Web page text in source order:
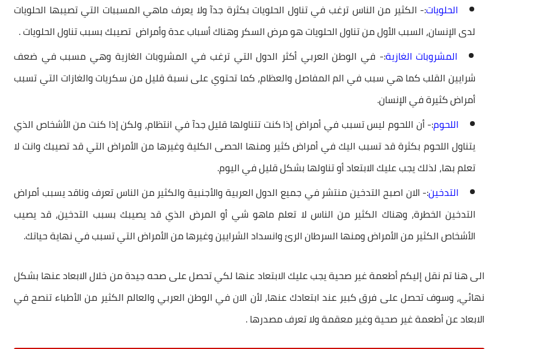
الحلويات:- الكثير من الناس ترغب في تناول الحلويات بكثرة جدآ ولا يعرف ماهي المسببات التي تصيبها الحلويات
لدى الإنسان، السبب الأول من تناول الحلويات هو مرض السكر وهناك أسباب عدة وأمراض تصيبك بسبب تناول الحلويات .
المشروبات الغازية:- في الوطن العربي أكثر الدول التي ترغب في المشروبات الغازية وهي مسبب في ضعف
شرايين القلب كما هي سبب في الم المفاصل والعظام، كما تحتوي على نسبة قليل من سكريات والغازات التي تسبب
أمراض كثيرة في الإنسان.
اللحوم:- أن اللحوم ليس تسبب في أمراض إذا كنت تتناولها قليل جدآ في انتظام، ولكن إذا كنت من الأشخاص الذي
يتناول اللحوم بكثرة قد تسبب اليك في أمراض كثير ومنها الحصى الكلية وغيرها من الأمراض التي قد تصيبك وانت لا
تعلم بها، لذلك يجب عليك الابتعاد أو تناولها بشكل قليل في اليوم.
التدخين:- الان اصبح التدخين منتشر في جميع الدول العربية والأجنبية والكثير من الناس تعرف وناقد يسبب أمراض
التدخين الخطرة، وهناك الكثير من الناس لا تعلم ماهو شي أو المرض الذي قد يصيبك بسبب التدخين، قد يصيب
الأشخاص الكثير من الأمراض ومنها السرطان الرئ وانسداد الشرايين وغيرها من الأمراض التي تسبب في نهاية حياتك.
الى هنا تم نقل إليكمأطعمة غير صحية يجب عليك الابتعاد عنها لكي تحصل على صحه جيدة من خلال الابعاد عنها بشكل
نهائي، وسوف تحصل على فرق كبير عند ابتعادك عنها، لأن الان في الوطن العربي والعالم الكثير من الأطباء تنصح في
الابعاد عن أطعمة غير صحية وغير معقمة ولا تعرف مصدرها .